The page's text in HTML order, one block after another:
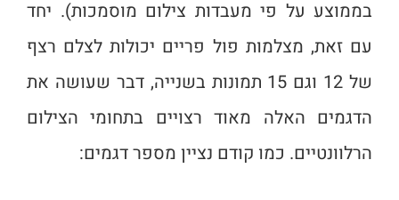
בממוצע על פי מעבדות צילום מוסמכות). יחד
עם זאת, מצלמות פול פריים יכולות לצלם רצף
של 12 וגם 15 תמונות בשנייה, דבר שעושה את
הדגמים האלה מאוד רצויים בתחומי הצילום
הרלוונטיים. כמו קודם נציין מספר דגמים: